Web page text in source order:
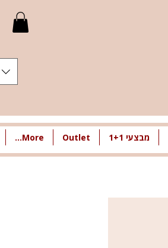
מבצעי 1+1 Outlet
More...